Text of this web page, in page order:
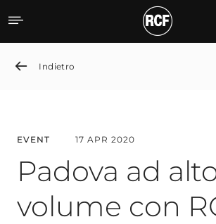
Padua
Indietro
EVENT 17 APR 2020
Padova ad
volume con